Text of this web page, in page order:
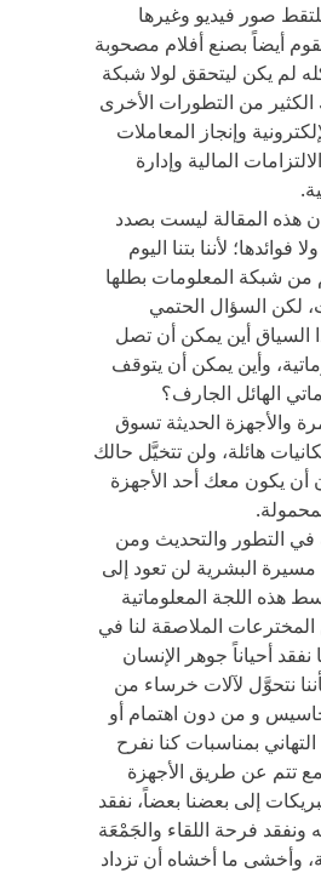
صور فيديو وغيرها
أيضاً بصنع أفلام مصحوبة
لم يكن ليتحقق لولا شبكة
الكثير من التطورات الأخرى
وإنجاز المعاملات
المالية وإدارة
هذه المقالة ليست بصدد
فوائدها؛ لأننا بتنا اليوم
شبكة المعلومات بطلها
لكن السؤال الحتمي
السياق أين يمكن أن تصل
وأين يمكن أن يتوقف
الهائل الجارف؟
والأجهزة الحديثة تسوق
هائلة، ولن تتخيَّل حالك
يكون معك أحد الأجهزة
في التطور والتحديث ومن
البشرية لن تعود إلى
هذه اللجة المعلوماتية
الملاصقة لنا في
أحياناً جوهر الإنسان
نتحوَّل لآلات خرساء من
و من دون اهتمام أو
بمناسبات كنا نفرح
تتم عن طريق الأجهزة
إلى بعضنا بعضاً، نفقد
فرحة اللقاء والجَمْعَة
وأخشى ما أخشاه أن تزداد